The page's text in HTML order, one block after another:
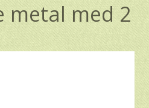
metal med 2